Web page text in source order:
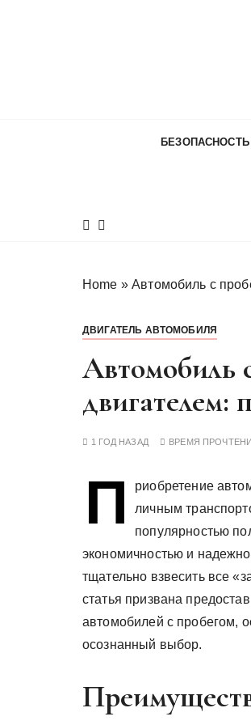
БЕЗОПАСНОСТЬ
Home »Автомобиль с
ДВИГАТЕЛЬ АВТОМОБИЛЯ
Автомобиль
1 ГОД НАЗАД ВРЕМЯ
П
риобретение
личным
популярностью
экономичностью и
тщательно взвесить все
статья призвана
автомобилей с пробегом,
осознанный выбор.